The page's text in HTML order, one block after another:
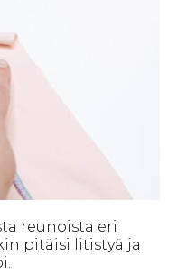
reunoista eri
pitäisi litistyä ja